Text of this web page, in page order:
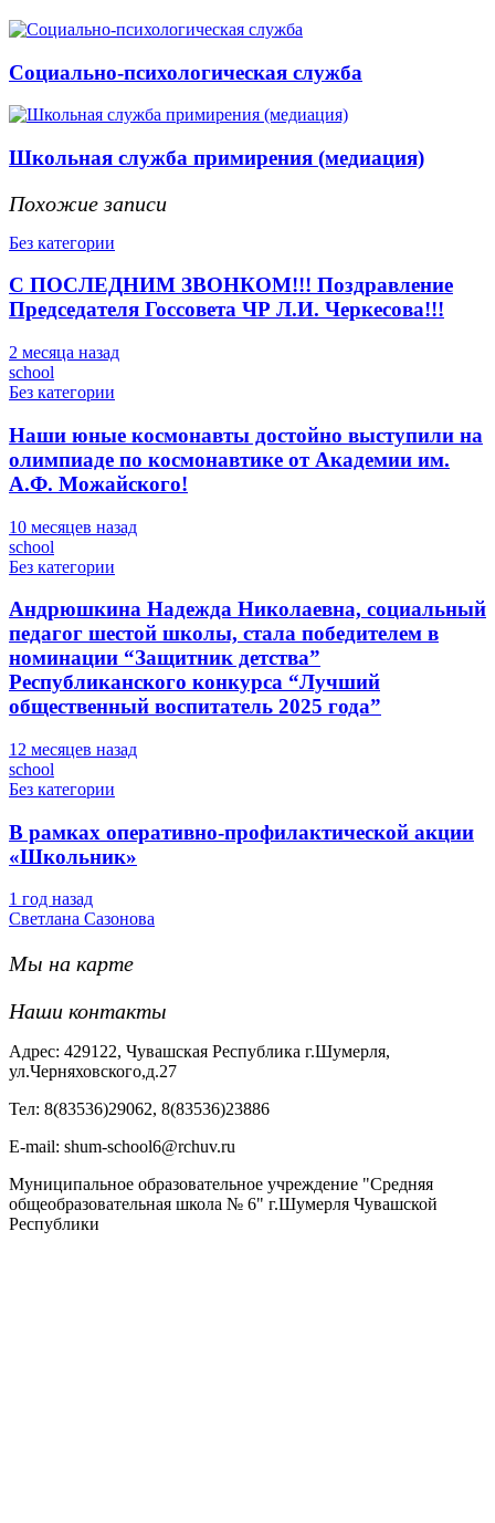
Социально-психологическая служба
Школьная служба примирения (медиация)
Похожие записи
Без категории
С ПОСЛЕДНИМ ЗВОНКОМ!!! Поздравление
Председателя Госсовета ЧР Л.И. Черкесова!!!
2 месяца назад
school
Без категории
Наши юные космонавты достойно выступили на
олимпиаде по космонавтике от Академии им.
А.Ф. Можайского!
10 месяцев назад
school
Без категории
Андрюшкина Надежда Николаевна, социальный
педагог шестой школы, стала победителем в
номинации “Защитник детства”
Республиканского конкурса “Лучший
общественный воспитатель 2025 года”
12 месяцев назад
school
Без категории
В рамках оперативно-профилактической акции
«Школьник»
1 год назад
Светлана Сазонова
Мы на карте
Наши контакты
Адрес: 429122, Чувашская Республика г.Шумерля,
ул.Черняховского,д.27
Тел: 8(83536)29062, 8(83536)23886
Е-mail: shum-school6@rchuv.ru
Муниципальное образовательное учреждение "Средняя
общеобразовательная школа № 6" г.Шумерля Чувашской
Республики